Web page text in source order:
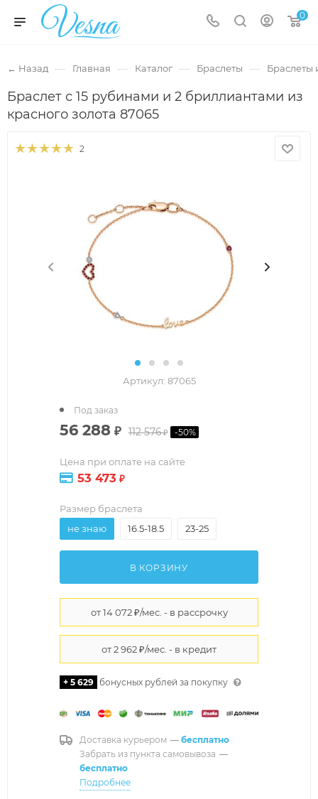
0
← Назад — Главная — Каталог — Браслеты — Браслеты
Браслет с 15 рубинами и 2 бриллиантами из
красного золота 87065
2
Артикул: 87065
56 288 ₽ 112 576₽ -50%
Цена при оплате на сайте
53 473 ₽
Под заказ
Размер браслета
не знаю
16.5-18.5 23-25
В КОРЗИНУ
+ 5 629 бонусных рублей за покупку
Доставка курьером — бесплатно
Забрать из пункта самовывоза —
бесплатно
Подробнее